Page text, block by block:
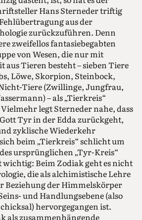
Hans Sterneder triftig
aus der
zurückzuführen. Denn
zweifellos fantasiebegabten
von Wesen, die nur mit
Tieren besteht – sieben Tiere
Löwe, Skorpion, Steinbock,
Tiere (Zwillinge, Jungfrau,
– als „Tierkreis“
legt Sterneder nahe, dass
Tyr in der Edda zurückgeht,
zyklische Wiederkehr
beim „Tierkreis“ schlicht um
ursprünglichen „Tyr-Kreis“
Beim Zodiak geht es nicht
die als alchimistische Lehre
Beziehung der Himmelskörper
und Handlungsebene (also
hervorgegangen ist.
als zusammenhängende